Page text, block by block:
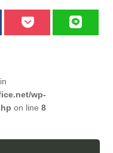
wp-
on line8